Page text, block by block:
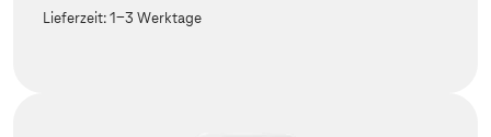
Lieferzeit:1-3 Werktage